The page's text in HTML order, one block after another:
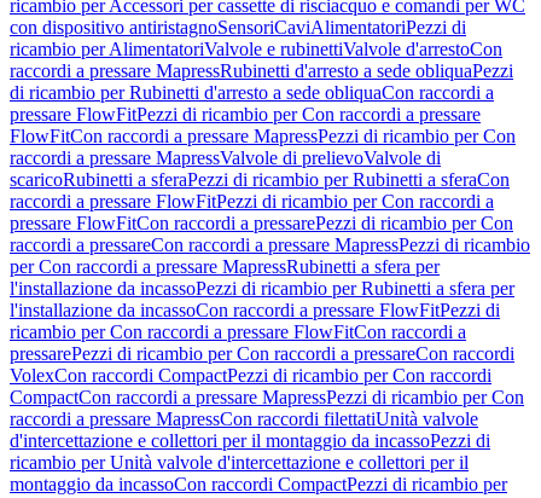
ricambio per Accessori per cassette di risciacquo e comandi per WC
con dispositivo antiristagnoSensoriCaviAlimentatoriPezzi di
ricambio per AlimentatoriValvole e rubinettiValvole d'arrestoCon
raccordi a pressare MapressRubinetti d'arresto a sede obliquaPezzi
di ricambio per Rubinetti d'arresto a sede obliquaCon raccordi a
pressare FlowFitPezzi di ricambio per Con raccordi a pressare
FlowFitCon raccordi a pressare MapressPezzi di ricambio per Con
raccordi a pressare MapressValvole di prelievoValvole di
scaricoRubinetti a sferaPezzi di ricambio per Rubinetti a sferaCon
raccordi a pressare FlowFitPezzi di ricambio per Con raccordi a
pressare FlowFitCon raccordi a pressarePezzi di ricambio per Con
raccordi a pressareCon raccordi a pressare MapressPezzi di ricambio
per Con raccordi a pressare MapressRubinetti a sfera per
l'installazione da incassoPezzi di ricambio per Rubinetti a sfera per
l'installazione da incassoCon raccordi a pressare FlowFitPezzi di
ricambio per Con raccordi a pressare FlowFitCon raccordi a
pressarePezzi di ricambio per Con raccordi a pressareCon raccordi
VolexCon raccordi CompactPezzi di ricambio per Con raccordi
CompactCon raccordi a pressare MapressPezzi di ricambio per Con
raccordi a pressare MapressCon raccordi filettatiUnità valvole
d'intercettazione e collettori per il montaggio da incassoPezzi di
ricambio per Unità valvole d'intercettazione e collettori per il
montaggio da incassoCon raccordi CompactPezzi di ricambio per